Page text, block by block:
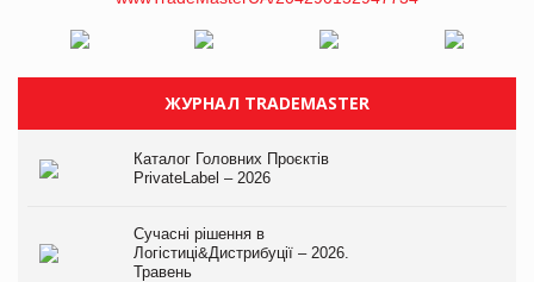
ЖУРНАЛ TRADEMASTER
Каталог Головних Проєктів
PrivateLabel – 2026
Сучасні рішення в
Логістиці&Дистрибуції – 2026.
Травень